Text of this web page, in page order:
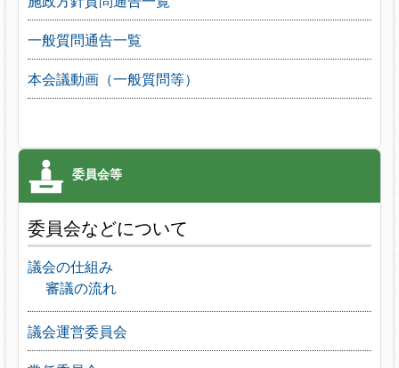
一般質問通告一覧
本会議動画（一般質問等）
委員会などについて
議会の仕組み
審議の流れ
議会運営委員会